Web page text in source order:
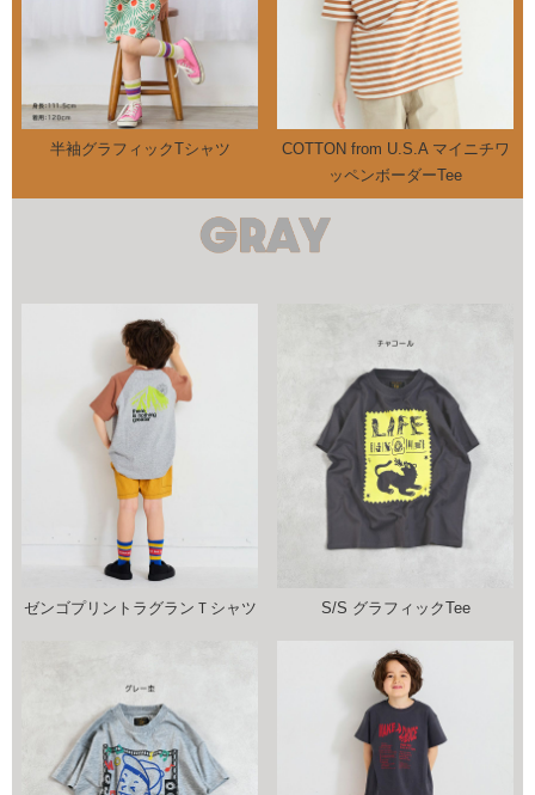
半袖グラフィックTシャツ
COTTON from U.S.A マイニチワ
ッペンボーダーTee
ゼンゴプリントラグランＴシャツ S/S グラフィックTee